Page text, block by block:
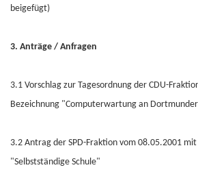
beigefügt)
3. Anträge / Anfragen
3.1 Vorschlag zur Tagesordnung der CDU-
Bezeichnung "Computerwartung an
3.2 Antrag der SPD-Fraktion vom 08.05.2001
"Selbstständige Schule"